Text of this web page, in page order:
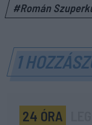
#Román
1
24 ÓRA